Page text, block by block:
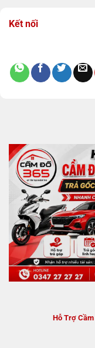
Kết nối
Hỗ Trợ